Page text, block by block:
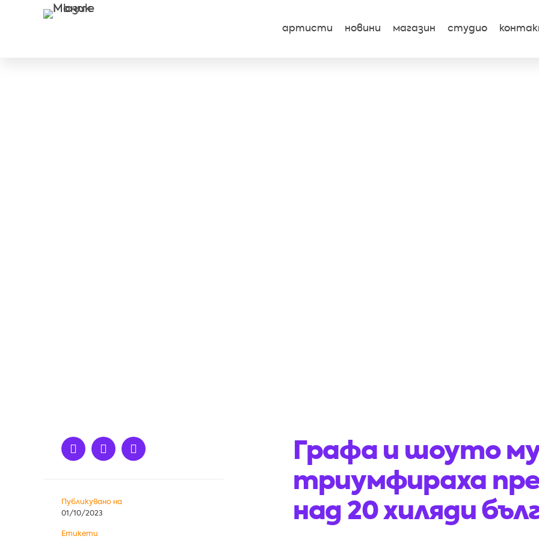
артисти новини магазин студио
Публикувано на
01/10/2023
Етикети
Графа и шоуто
триумфираха
над 20 хиляди